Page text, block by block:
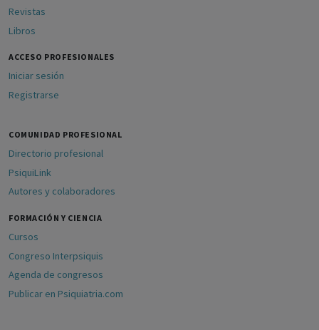
Revistas
Libros
ACCESO PROFESIONALES
Iniciar sesión
Registrarse
COMUNIDAD PROFESIONAL
Directorio profesional
PsiquiLink
Autores y colaboradores
FORMACIÓN Y CIENCIA
Cursos
Congreso Interpsiquis
Agenda de congresos
Publicar en Psiquiatria.com